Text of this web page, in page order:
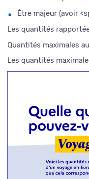
Être majeur (avoir
Les quantités
Quantités maximales
Les quantités